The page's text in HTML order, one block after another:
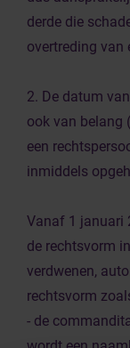
derde die
overtreding van
2. De datum
ook van belang
een
inmiddels
Vanaf 1 januari
de rechtsvorm
verdwenen,
rechtsvorm
- de